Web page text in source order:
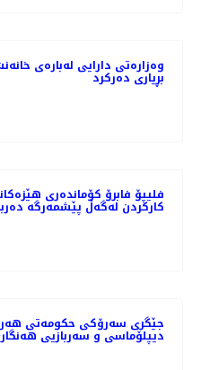
وەزارەتی دارایی لەبارەی
بڕیاری دەرکرد
فلیپۆ فابرۆ کۆماندەری
كاركردن لەگەڵ پێشمەرگە
جێگری سەرۆکی حکومەتی
دیپلۆماسی و سەربازیی